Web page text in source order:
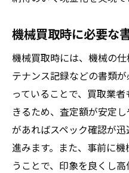
機械買取時に必要な
機械買取時には、機械の
テナンス記録などの書類
っていることで、買取業
きるため、査定額が安定
があればスペック確認が
進みます。また、事前に
うことで、印象を良くし